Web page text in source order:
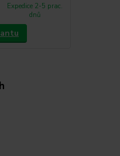
Expedice 2-5 prac.
dnů